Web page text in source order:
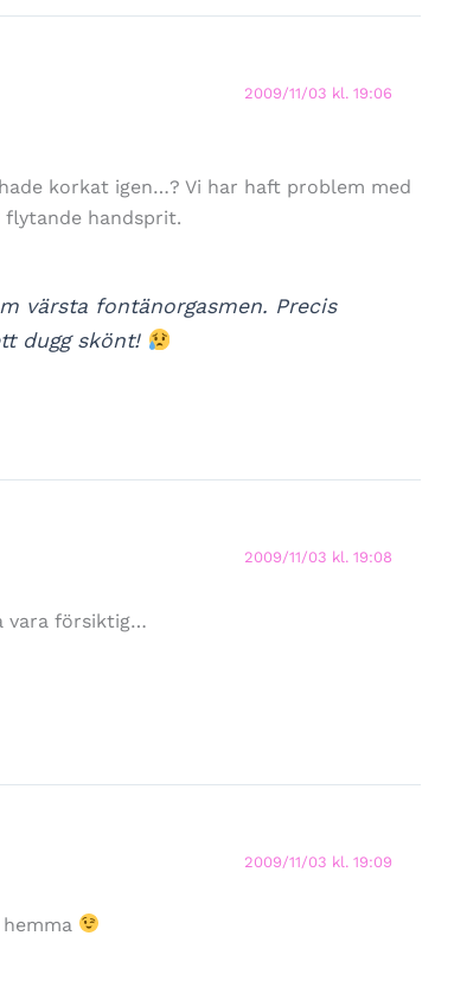
2009/11/03 kl. 19:06
korkat igen…? Vi har haft problem med
flytande handsprit.
värsta fontänorgasmen. Precis
dugg skönt!
2009/11/03 kl. 19:08
vara försiktig…
2009/11/03 kl. 19:09